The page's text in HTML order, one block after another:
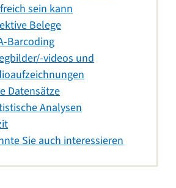
sein kann
Belege
Barcoding
videos und
Datensätze
Analysen
Sie auch interessieren